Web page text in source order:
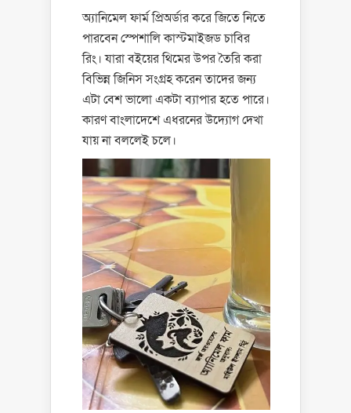
অ্যানিমেল ফার্ম প্রিঅর্ডার করে জিতে নিতে
পারবেন স্পেশালি কাস্টমাইজড চাবির
রিং। যারা বইয়ের থিমের উপর তৈরি করা
বিভিন্ন জিনিস সংগ্রহ করেন তাদের জন্য
এটা বেশ ভালো একটা ব্যাপার হতে পারে।
কারণ বাংলাদেশে এধরনের উদ্যোগ দেখা
যায় না বললেই চলে।